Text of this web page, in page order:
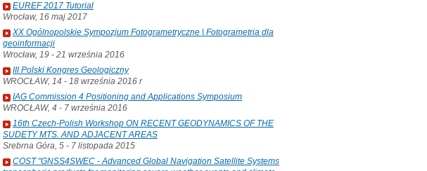
EUREF 2017 Tutorial
Wrocław, 16 maj 2017
XX Ogólnopolskie Sympozjum Fotogrametryczne | Fotogrametria dla
geoinformacji
Wrocław, 19 - 21 września 2016
III Polski Kongres Geologiczny
WROCŁAW, 14 - 18 września 2016 r
IAG Commission 4 Positioning and Applications Symposium
WROCŁAW, 4 - 7 września 2016
16th Czech-Polish Workshop ON RECENT GEODYNAMICS OF THE
SUDETY MTS. AND ADJACENT AREAS
Srebrna Góra, 5 - 7 listopada 2015
COST "GNSS4SWEC - Advanced Global Navigation Satellite Systems